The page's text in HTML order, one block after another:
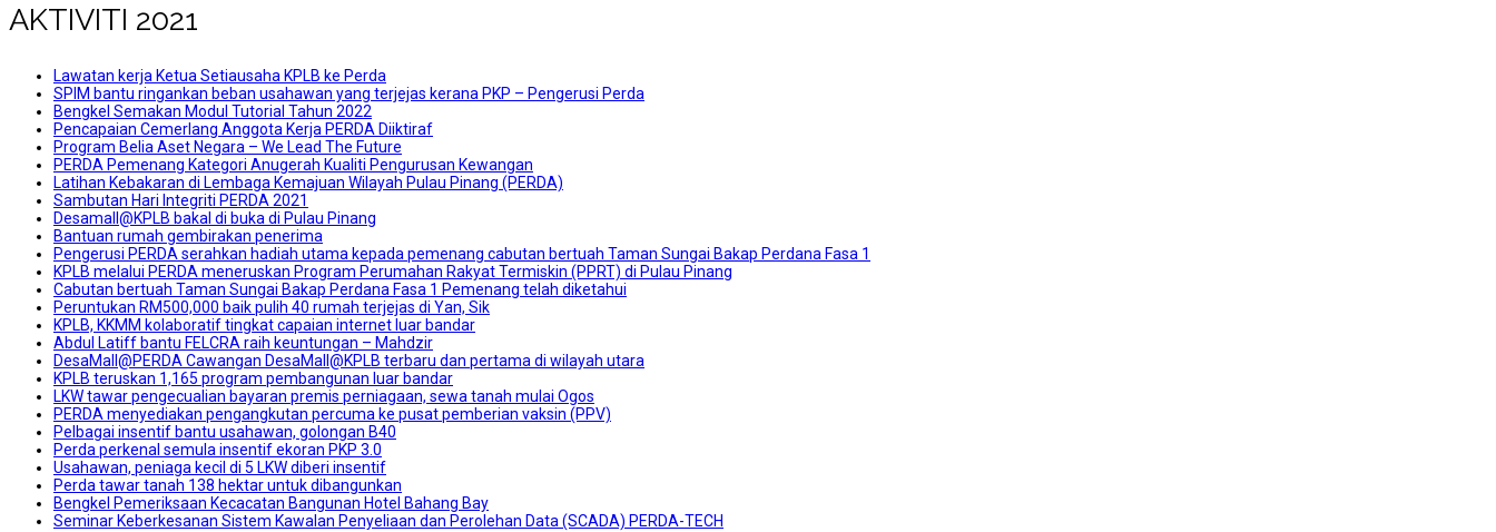
AKTIVITI 2021
Lawatan kerja Ketua Setiausaha KPLB ke Perda
SPIM bantu ringankan beban usahawan yang terjejas kerana PKP – Pengerusi Perda
Bengkel Semakan Modul Tutorial Tahun 2022
Pencapaian Cemerlang Anggota Kerja PERDA Diiktiraf
Program Belia Aset Negara – We Lead The Future
PERDA Pemenang Kategori Anugerah Kualiti Pengurusan Kewangan
Latihan Kebakaran di Lembaga Kemajuan Wilayah Pulau Pinang (PERDA)
Sambutan Hari Integriti PERDA 2021
Desamall@KPLB bakal di buka di Pulau Pinang
Bantuan rumah gembirakan penerima
Pengerusi PERDA serahkan hadiah utama kepada pemenang cabutan bertuah Taman Sungai Bakap Perdana Fasa 1
KPLB melalui PERDA meneruskan Program Perumahan Rakyat Termiskin (PPRT) di Pulau Pinang
Cabutan bertuah Taman Sungai Bakap Perdana Fasa 1 Pemenang telah diketahui
Peruntukan RM500,000 baik pulih 40 rumah terjejas di Yan, Sik
KPLB, KKMM kolaboratif tingkat capaian internet luar bandar
Abdul Latiff bantu FELCRA raih keuntungan – Mahdzir
DesaMall@PERDA Cawangan DesaMall@KPLB terbaru dan pertama di wilayah utara
KPLB teruskan 1,165 program pembangunan luar bandar
LKW tawar pengecualian bayaran premis perniagaan, sewa tanah mulai Ogos
PERDA menyediakan pengangkutan percuma ke pusat pemberian vaksin (PPV)
Pelbagai insentif bantu usahawan, golongan B40
Perda perkenal semula insentif ekoran PKP 3.0
Usahawan, peniaga kecil di 5 LKW diberi insentif
Perda tawar tanah 138 hektar untuk dibangunkan
Bengkel Pemeriksaan Kecacatan Bangunan Hotel Bahang Bay
Seminar Keberkesanan Sistem Kawalan Penyeliaan dan Perolehan Data (SCADA) PERDA-TECH